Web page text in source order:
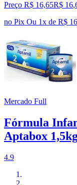
Preço R$ 16,65R$ 16,
no Pix Ou 1x de R$
Mercado Full
Fórmula
Aptabox
4.9